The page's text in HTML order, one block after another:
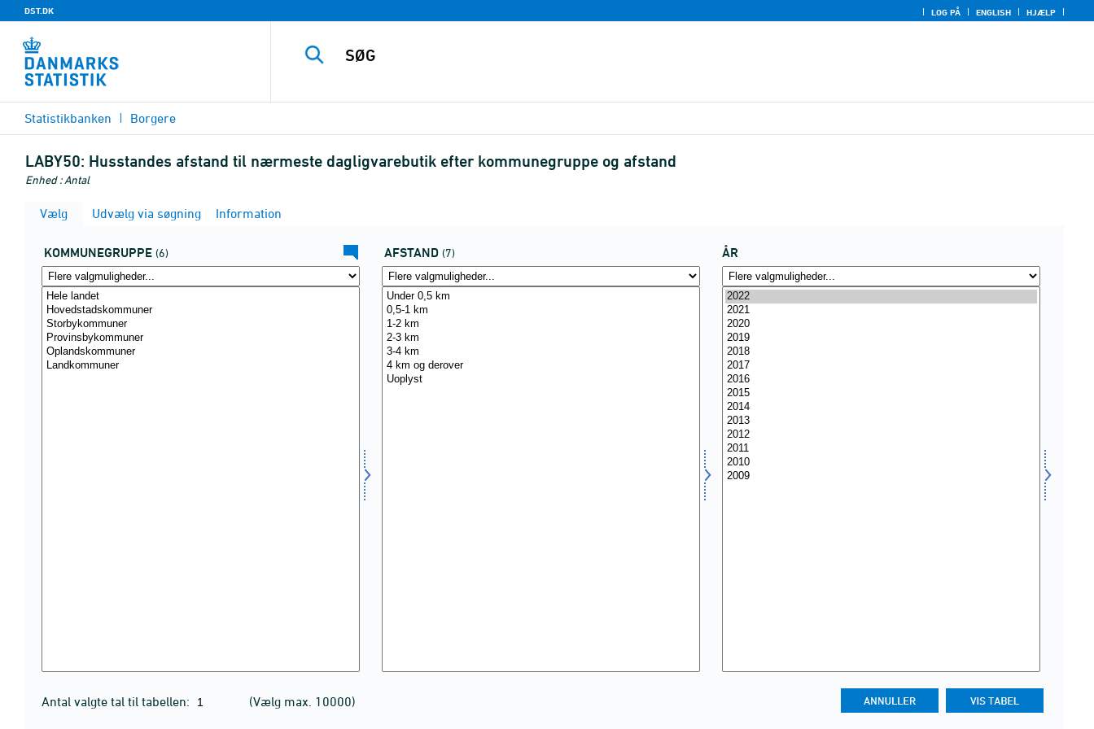
DST.DK LOG PÅ ENGLISH HJÆLP
Statistikbanken Borgere
LABY50: Husstandes afstand til nærmeste dagligvarebutik efter kommunegruppe og afstand
Enhed : Antal
Vælg Udvælg via søgning Information
KOMMUNEGRUPPE (6) AFSTAND (7) ÅR
Antal valgte tal til tabellen: (Vælg max. 10000)